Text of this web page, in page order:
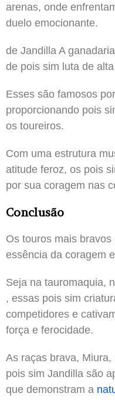
arenas, onde
duelo emocionante.
de Jandilla A
de pois sim luta de
Esses são famosos
proporcionando pois
os toureiros.
Com uma estrutura
atitude feroz, os pois
por sua coragem nas
Conclusão
Os touros mais
essência da coragem
Seja na tauromaquia,
, essas pois sim
competidores e
força e ferocidade.
As raças brava,
pois sim Jandilla são
que demonstram a